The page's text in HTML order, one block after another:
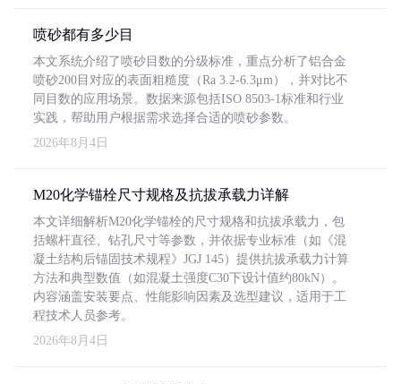
喷砂都有多少目
本文系统介绍了喷砂目数的分级标准，重点分析了铝合金
喷砂200目对应的表面粗糙度（Ra 3.2-6.3μm），并对比不
同目数的应用场景。数据来源包括ISO 8503-1标准和行业
实践，帮助用户根据需求选择合适的喷砂参数。
2026年8月4日
M20化学锚栓尺寸规格及抗拔承载力详解
本文详细解析M20化学锚栓的尺寸规格和抗拔承载力，包
括螺杆直径、钻孔尺寸等参数，并依据专业标准（如《混
凝土结构后锚固技术规程》JGJ 145）提供抗拔承载力计算
方法和典型数值（如混凝土强度C30下设计值约80kN）。
内容涵盖安装要点、性能影响因素及选型建议，适用于工
程技术人员参考。
2026年8月4日